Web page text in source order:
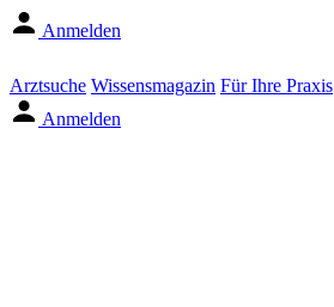
Anmelden
Arztsuche Wissensmagazin Für Ihre Praxis
Anmelden